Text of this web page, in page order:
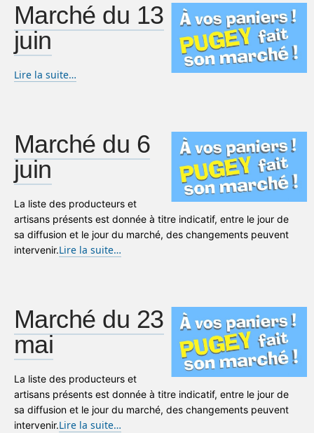
Marché du 13
juin
Lire la suite…
Marché du 6
juin
La liste des producteurs et
artisans présents est donnée à titre indicatif, entre le jour de
sa diffusion et le jour du marché, des changements peuvent
intervenir.Lire la suite…
Marché du 23
mai
La liste des producteurs et
artisans présents est donnée à titre indicatif, entre le jour de
sa diffusion et le jour du marché, des changements peuvent
intervenir.Lire la suite…